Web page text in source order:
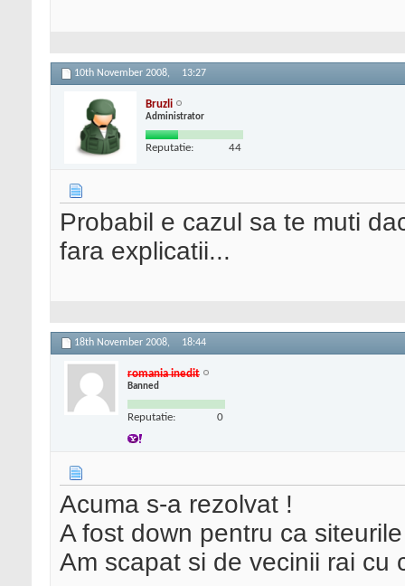
10th November 2008, 13:27
Bruzli
Administrator
Reputatie: 44
Probabil e cazul sa te muti
fara explicatii...
18th November 2008, 18:44
romania inedit
Banned
Reputatie: 0
Acuma s-a rezolvat !
A fost down pentru ca
Am scapat si de vecinii rai cu